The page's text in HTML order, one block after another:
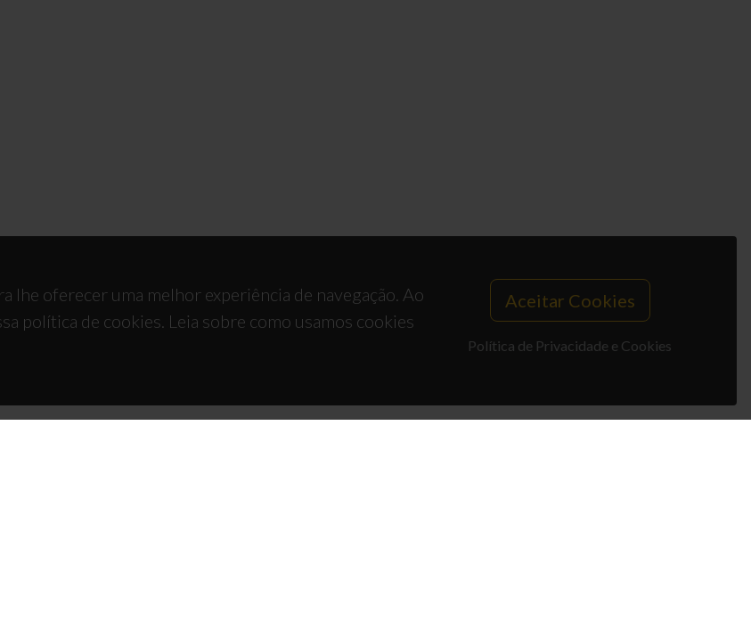
lhe oferecer uma melhor experiência de navegação. Ao
política de cookies. Leia sobre como usamos cookies
Aceitar Cookies
Política de Privacidade e Cookies